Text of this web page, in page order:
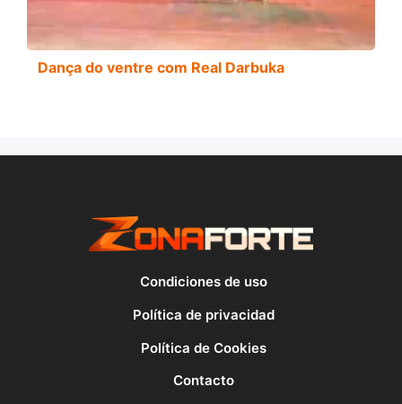
Dança do ventre com Real Darbuka
Condiciones de uso
Política de privacidad
Política de Cookies
Contacto